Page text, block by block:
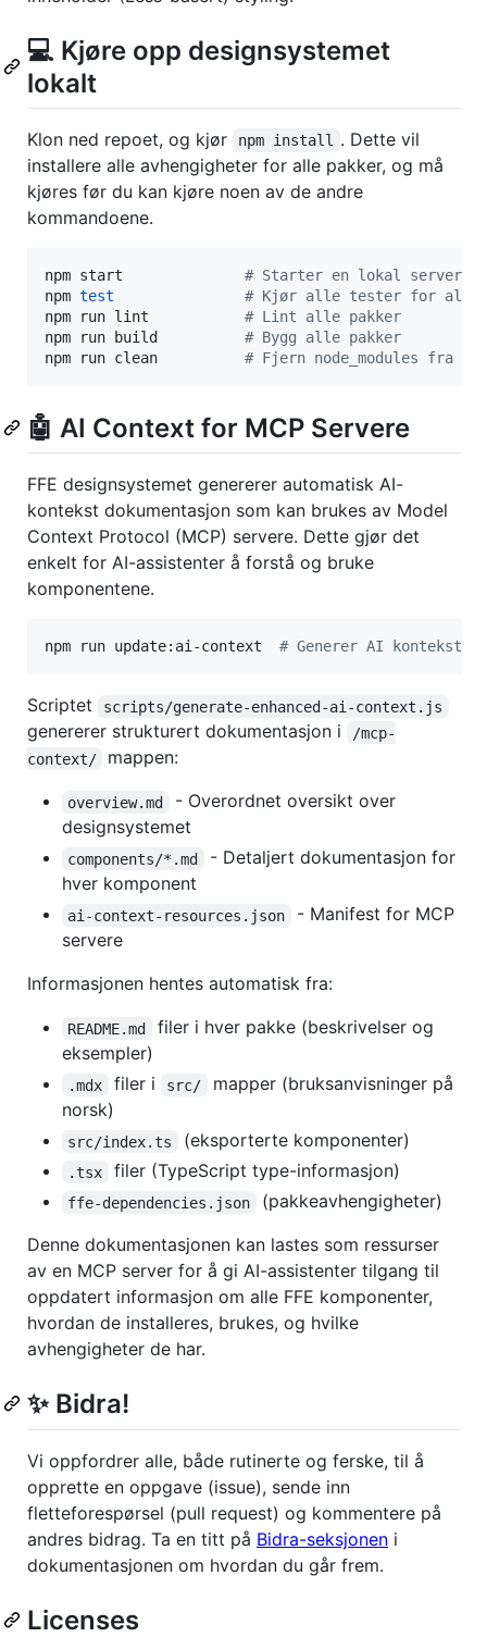
💻 Kjøre opp designsystemet
lokalt
Klon ned repoet, og kjør npm install
. Dette vil
installere alle avhengigheter for alle pakker, og må
kjøres før du kan kjøre noen av de andre
kommandoene.
npm start # Starter en lokal server
npm test # Kjør alle tester for alle
npm run lint # Lint alle pakker
npm run build # Bygg alle pakker
npm run clean # Fjern node_modules fra
🤖 AI Context for MCP Servere
FFE designsystemet genererer automatisk AI-
kontekst dokumentasjon som kan brukes av Model
Context Protocol (MCP) servere. Dette gjør det
enkelt for AI-assistenter å forstå og bruke
komponentene.
npm run update:ai-context # Generer AI kontekst
Scriptet scripts/generate-enhanced-ai-context.js
genererer strukturert dokumentasjon i
/mcp-
context/
mappen:
overview.md
- Overordnet oversikt over
designsystemet
components/*.md
- Detaljert dokumentasjon for
hver komponent
ai-context-resources.json
- Manifest for MCP
servere
Informasjonen hentes automatisk fra:
README.md
filer i hver pakke (beskrivelser og
eksempler)
.mdx filer i src/
mapper (bruksanvisninger på
norsk)
src/index.ts (eksporterte komponenter)
.tsx filer (TypeScript type-informasjon)
ffe-dependencies.json
(pakkeavhengigheter)
Denne dokumentasjonen kan lastes som ressurser
av en MCP server for å gi AI-assistenter tilgang til
oppdatert informasjon om alle FFE komponenter,
hvordan de installeres, brukes, og hvilke
avhengigheter de har.
✨ Bidra!
Vi oppfordrer alle, både rutinerte og ferske, til å
opprette en oppgave (issue), sende inn
fletteforespørsel (pull request) og kommentere på
andres bidrag. Ta en titt på Bidra-seksjonen i
dokumentasjonen om hvordan du går frem.
Licenses